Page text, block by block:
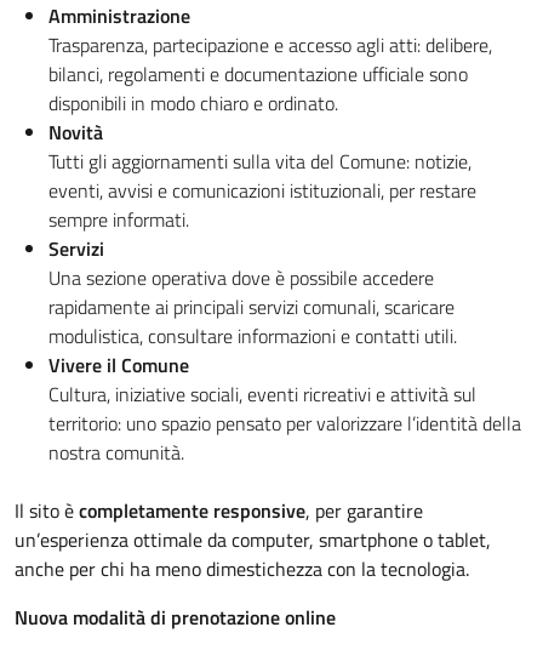
Amministrazione
Trasparenza, partecipazione e accesso agli atti: delibere,
bilanci, regolamenti e documentazione ufficiale sono
disponibili in modo chiaro e ordinato.
Novità
Tutti gli aggiornamenti sulla vita del Comune: notizie,
eventi, avvisi e comunicazioni istituzionali, per restare
sempre informati.
Servizi
Una sezione operativa dove è possibile accedere
rapidamente ai principali servizi comunali, scaricare
modulistica, consultare informazioni e contatti utili.
Vivere il Comune
Cultura, iniziative sociali, eventi ricreativi e attività sul
territorio: uno spazio pensato per valorizzare l’identità della
nostra comunità.
Il sito ècompletamente responsive, per garantire
un’esperienza ottimale da computer, smartphone o tablet,
anche per chi ha meno dimestichezza con la tecnologia.
Nuova modalità di prenotazione online